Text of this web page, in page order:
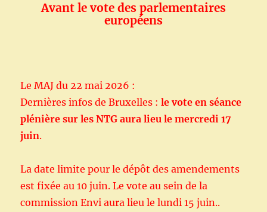
Avant le vote des parlementaires
européens
Le MAJ du 22 mai 2026 :
Dernières infos de Bruxelles :le vote en séance
plénière sur les NTG aura lieu le mercredi 17
juin.
La date limite pour le dépôt des amendements
est fixée au 10 juin. Le vote au sein de la
commission Envi aura lieu le lundi 15 juin..